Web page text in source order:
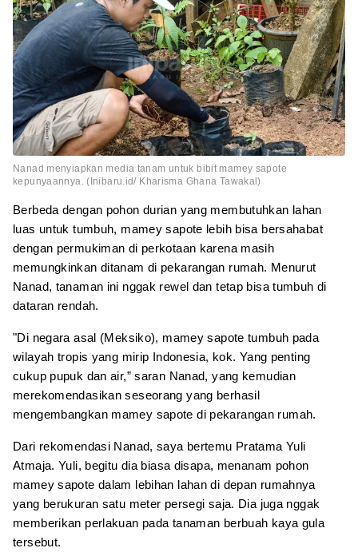
Nanad menyiapkan media tanam untuk bibit mamey sapote
kepunyaannya. (Inibaru.id/ Kharisma Ghana Tawakal)
Berbeda dengan pohon durian yang membutuhkan lahan
luas untuk tumbuh, mamey sapote lebih bisa bersahabat
dengan permukiman di perkotaan karena masih
memungkinkan ditanam di pekarangan rumah. Menurut
Nanad, tanaman ini nggak rewel dan tetap bisa tumbuh di
dataran rendah.
"Di negara asal (Meksiko), mamey sapote tumbuh pada
wilayah tropis yang mirip Indonesia, kok. Yang penting
cukup pupuk dan air,” saran Nanad, yang kemudian
merekomendasikan seseorang yang berhasil
mengembangkan mamey sapote di pekarangan rumah.
Dari rekomendasi Nanad, saya bertemu Pratama Yuli
Atmaja. Yuli, begitu dia biasa disapa, menanam pohon
mamey sapote dalam lebihan lahan di depan rumahnya
yang berukuran satu meter persegi saja. Dia juga nggak
memberikan perlakuan pada tanaman berbuah kaya gula
tersebut.